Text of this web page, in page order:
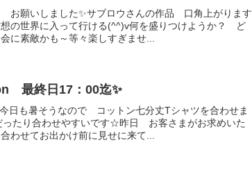
願いしました✨サブロウさんの作品 口角上がります
の世界に入って行ける(^^)v何を盛りつけようか？ ど
に素敵かも～等々楽しすぎませ...
最終日17：00迄✨
日も暑そうなので コットン七分丈Tシャツを合わせま
たり合わせやすいです☆昨日 お客さまがお求めいた
わせてお出かけ前に見せに来て...